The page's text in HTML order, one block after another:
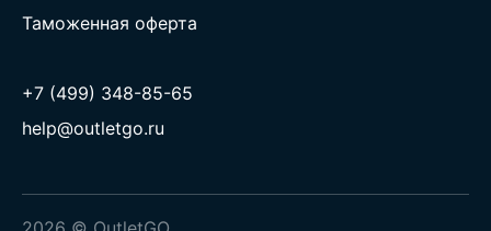
Таможенная оферта
+7 (499) 348-85-65
help@outletgo.ru